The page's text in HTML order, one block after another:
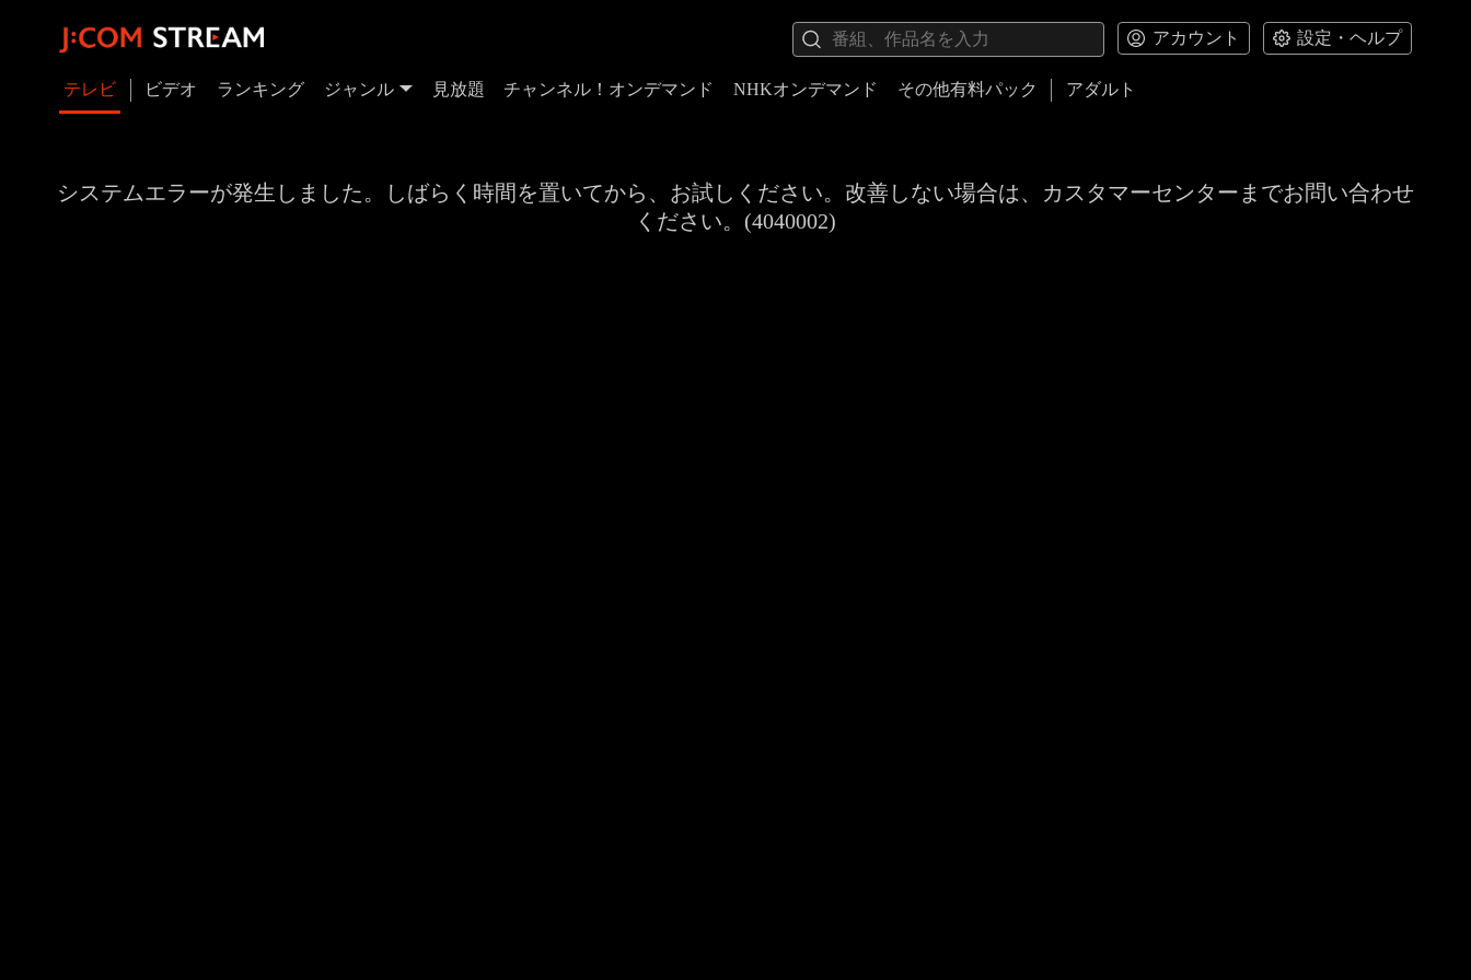
アカウント 設定・ヘルプ
テレビ ビデオ ランキング ジャンル 見放題 チャンネル！オンデマンド NHKオンデマンド その他有料パック アダルト
システムエラーが発生しました。しばらく時間を置いてから、お試しください。改善しない場合は、カスタマーセンターまでお問い合わせ
ください。(4040002)